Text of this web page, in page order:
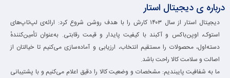
درباره ی دیجیتال استار
دیجیتال استار از سال ۱۴۰۳ کارش را با هدف روشن شروع کرد: ارائه‌ی لپ‌تاپ‌های
استوک، اوپن‌باکس و آکبند با کیفیت پایدار و قیمت رقابتی. به‌عنوان تأمین‌کنندهٔ
دسته‌اول، محصولات را مستقیم انتخاب، ارزیابی و آماده‌سازی می‌کنیم تا خیالتان از
اصالت و سلامت کالا راحت باشد.
ما به شفافیت پایبندیم: مشخصات و وضعیت کالا را دقیق اعلام می‌کنیم و با پشتیبانی